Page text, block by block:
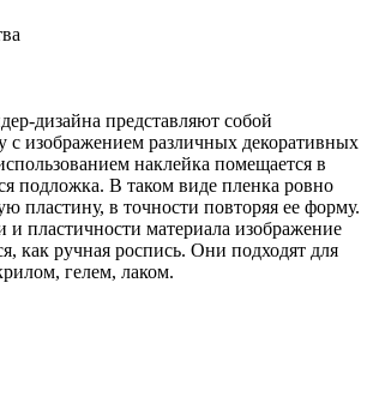
дизайна представляют собой
с изображением различных декоративных
наклейка помещается в
подложка. В таком виде пленка ровно
пластину, в точности повторяя ее форму.
и пластичности материала изображение
как ручная роспись. Они подходят для
гелем, лаком.